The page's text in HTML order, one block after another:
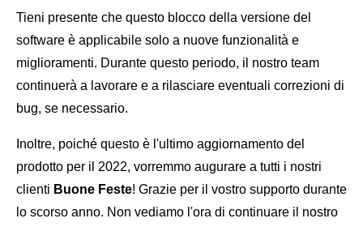
Tieni presente che questo blocco della versione del
software è applicabile solo a nuove funzionalità e
miglioramenti. Durante questo periodo, il nostro team
continuerà a lavorare e a rilasciare eventuali correzioni di
bug, se necessario.
Inoltre, poiché questo è l'ultimo aggiornamento del
prodotto per il 2022, vorremmo augurare a tutti i nostri
clienti Buone Feste! Grazie per il vostro supporto durante
lo scorso anno. Non vediamo l'ora di continuare il nostro